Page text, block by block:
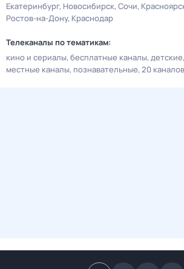
Екатеринбург Новосибирск Сочи
Ростов-на-Дону Краснодар
Телеканалы по тематикам:
кино и сериалы бесплатные каналы детские
местные каналы познавательные 20 каналов